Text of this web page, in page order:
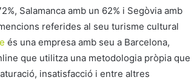
Salamanca amb un 62% i Segòvia amb
referides al seu turisme cultural
és una empresa amb seu a Barcelona,
que utilitza una metodologia pròpia que
insatisfacció i entre altres
Catalunya bat rècords de visitants
estrangers a l’inici de l’estiu